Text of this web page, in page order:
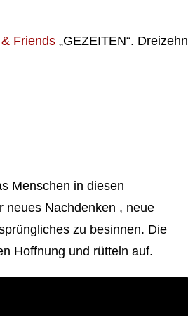
Friends „GEZEITEN“. Dreizehn
Menschen in diesen
neues Nachdenken , neue
zu besinnen. Die
Hoffnung und rütteln auf.